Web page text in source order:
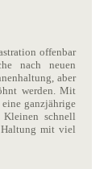
offenbar
nach neuen
aber
werden. Mit
ganzjährige
Kleinen schnell
Haltung mit viel